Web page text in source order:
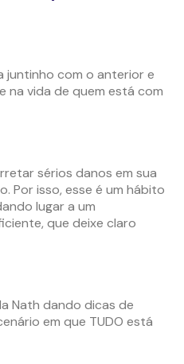
juntinho com o anterior e
na vida de quem está com
sérios danos em sua
Por isso, esse é um hábito
lugar a um
que deixe claro
Nath dando dicas de
em que TUDO está